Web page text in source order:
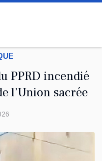
PPRD incendié
l’Union sacrée